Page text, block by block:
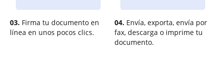
03. Firma tu documento en
línea en unos pocos clics.
04. Envía, exporta, envía por
fax, descarga o imprime tu
documento.